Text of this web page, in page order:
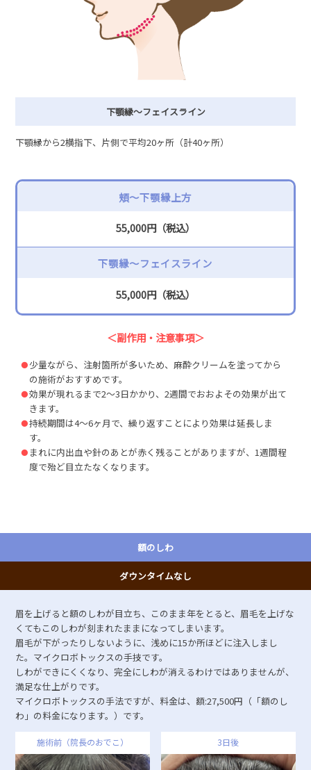
下顎縁〜フェイスライン
下顎縁から2横指下、片側で平均20ヶ所（計40ヶ所）
頬〜下顎縁上方
55,000円（税込）
下顎縁〜フェイスライン
55,000円（税込）
＜副作用・注意事項＞
少量ながら、注射箇所が多いため、麻酔クリームを塗ってから
の施術がおすすめです。
効果が現れるまで2～3日かかり、2週間でおおよその効果が出て
きます。
持続期間は4～6ヶ月で、繰り返すことにより効果は延長しま
す。
まれに内出血や針のあとが赤く残ることがありますが、1週間程
度で殆ど目立たなくなります。
額のしわ
ダウンタイムなし
眉を上げると額のしわが目立ち、このまま年をとると、眉毛を上げな
くてもこのしわが刻まれたままになってしまいます。
眉毛が下がったりしないように、浅めに15か所ほどに注入しまし
た。マイクロボトックスの手技です。
しわができにくくなり、完全にしわが消えるわけではありませんが、
満足な仕上がりです。
マイクロボトックスの手法ですが、料金は、額:27,500円（「額のし
わ」の料金になります。）です。
施術前（院長のおでこ） 3日後